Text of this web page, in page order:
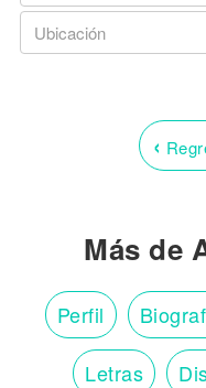
‹
Más de
Perfil
Letras